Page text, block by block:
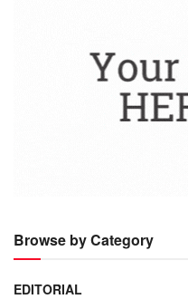
Browse by Category
EDITORIAL